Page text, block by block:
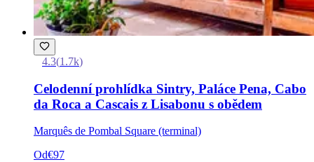
4.3(1.7k)
Celodenní prohlídka Sintry, Paláce Pena, Cabo
da Roca a Cascais z Lisabonu s obědem
Marquês de Pombal Square (terminal)
Od€97